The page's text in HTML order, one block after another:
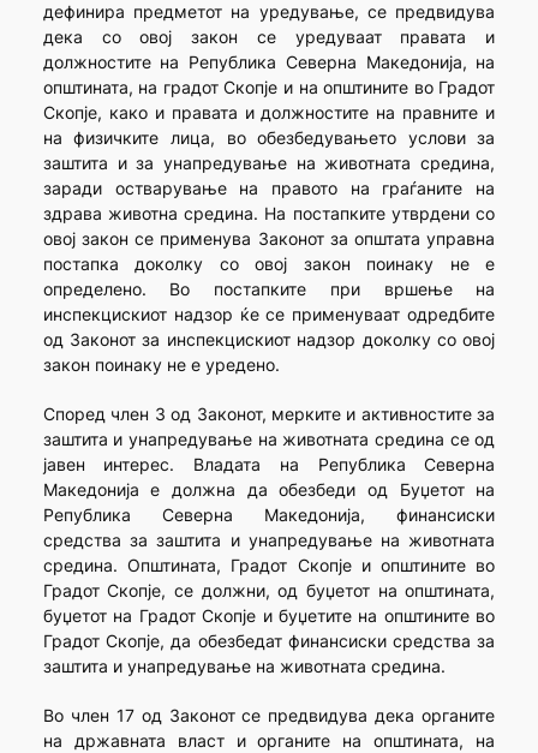
дефинира предметот на уредување, се предвидува
дека со овој закон се уредуваат правата и
должностите на Република Северна Македонија, на
општината, на градот Скопје и на општините во Градот
Скопје, како и правата и должностите на правните и
на физичките лица, во обезбедувањето услови за
заштита и за унапредување на животната средина,
заради остварување на правото на граѓаните на
здрава животна средина. На постапките утврдени со
овој закон се применува Законот за општата управна
постапка доколку со овој закон поинаку не е
определено. Во постапките при вршење на
инспекцискиот надзор ќе се применуваат одредбите
од Законот за инспекцискиот надзор доколку со овој
закон поинаку не е уредено.
Според член 3 од Законот, мерките и активностите за
заштита и унапредување на животната средина се од
јавен интерес. Владата на Република Северна
Македонија е должна да обезбеди од Буџетот на
Република Северна Македонија, финансиски
средства за заштита и унапредување на животната
средина. Општината, Градот Скопје и општините во
Градот Скопје, се должни, од буџетот на општината,
буџетот на Градот Скопје и буџетите на општините во
Градот Скопје, да обезбедат финансиски средства за
заштита и унапредување на животната средина.
Во член 17 од Законот се предвидува дека органите
на државната власт и органите на општината, на